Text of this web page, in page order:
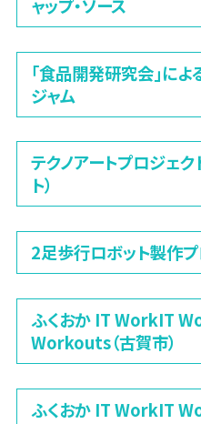
ャップ・ソース
「食品開発研究会」に
ジャム
テクノアートプロジェ
ト）
2足歩行ロボット製作
ふくおか IT WorkIT
Workouts（古賀市）
ふくおか IT WorkIT